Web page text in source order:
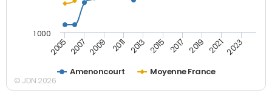
Amenoncourt Moyenne France
2005 2007 2009 2011 2013 2015 2017 2019 2021 2023
1 000
© JDN 2026